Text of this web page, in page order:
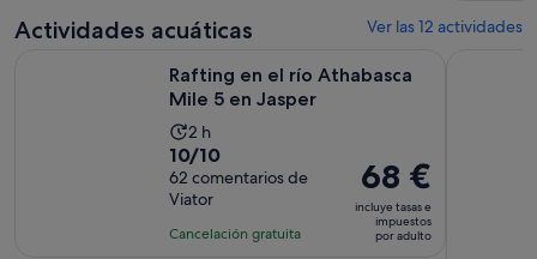
11 horas
por
adulto
Actividades acuáticas Ver las 12 actividades
Rafting en el río Athabasca
Mile 5 en Jasper
La
duración
de
la
actividad
2 h
10.0
sobre
10
con
10/10
62 comentarios de
Viator
Cancelación gratuita
El
precio
es
de
68 €
incluye tasas e
impuestos
por adulto